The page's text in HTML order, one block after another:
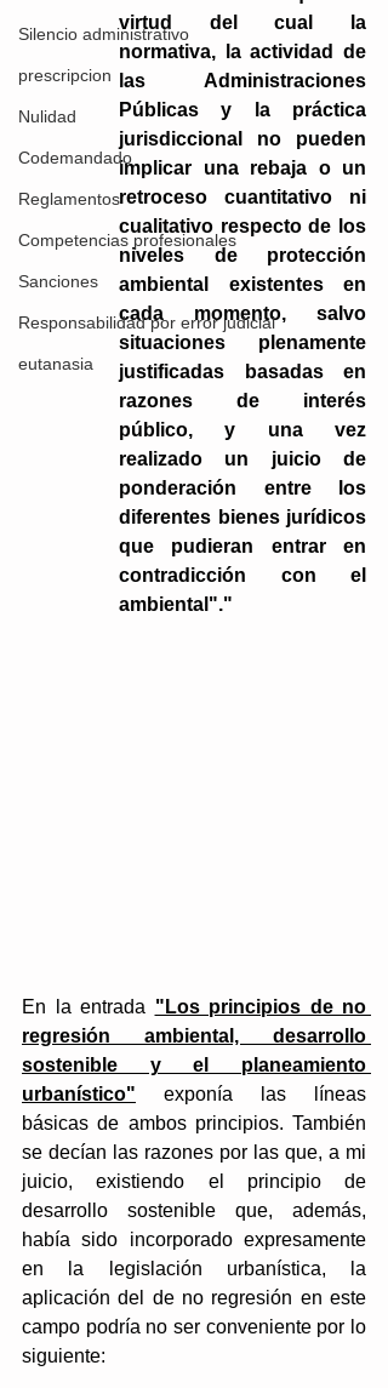
Silencio administrativo
prescripcion
Nulidad
Codemandado
Reglamentos
Competencias profesionales
Sanciones
Responsabilidad por error judicial
eutanasia
virtud del cual la
normativa, la actividad de
las Administraciones
Públicas y la práctica
jurisdiccional no pueden
implicar una rebaja o un
retroceso cuantitativo ni
cualitativo respecto de los
niveles de protección
ambiental existentes en
cada momento, salvo
situaciones plenamente
justificadas basadas en
razones de interés
público, y una vez
realizado un juicio de
ponderación entre los
diferentes bienes jurídicos
que pudieran entrar en
contradicción con el
ambiental"."
En la entrada "Los principios de no
regresión ambiental, desarrollo
sostenible y el planeamiento
urbanístico" exponía las líneas
básicas de ambos principios. También
se decían las razones por las que, a mi
juicio, existiendo el principio de
desarrollo sostenible que, además,
había sido incorporado expresamente
en la legislación urbanística, la
aplicación del de no regresión en este
campo podría no ser conveniente por lo
siguiente: